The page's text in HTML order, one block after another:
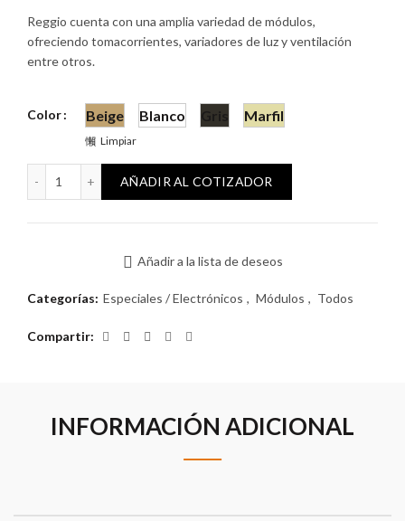
Reggio cuenta con una amplia variedad de módulos,
ofreciendo tomacorrientes, variadores de luz y ventilación
entre otros.
Color Beige Blanco Gris Marfil
Limpiar
Módulo Reggio USB cantidad
AÑADIR AL COTIZADOR
Añadir a la lista de deseos
Categorías: Especiales / Electrónicos , Módulos , Todos
Compartir
INFORMACIÓN ADICIONAL